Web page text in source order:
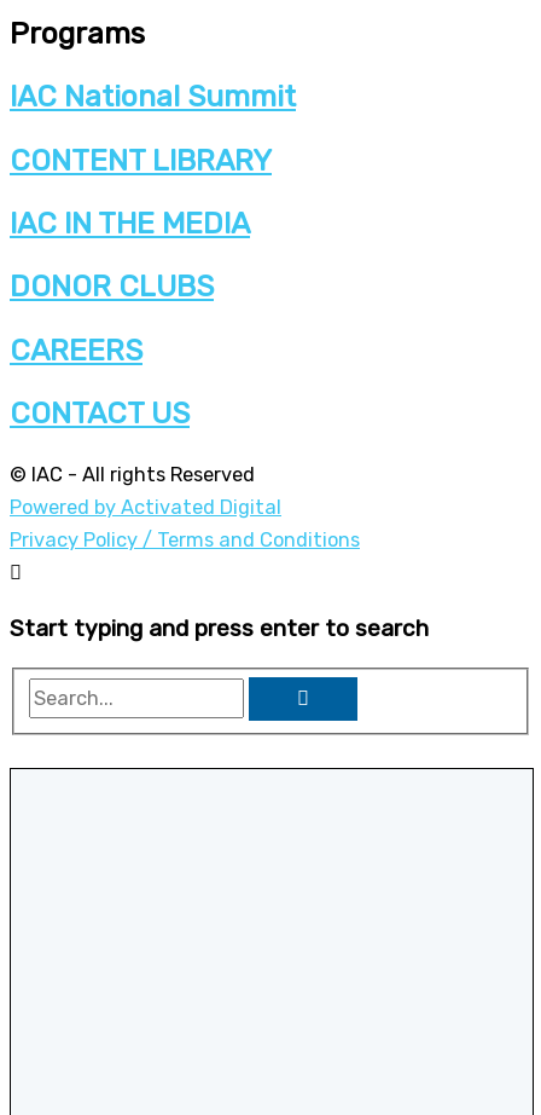
Programs
IAC National Summit
CONTENT LIBRARY
IAC IN THE MEDIA
DONOR CLUBS
CAREERS
CONTACT US
© IAC - All rights Reserved
Powered by Activated Digital
Privacy Policy / Terms and Conditions
Start typing and press enter to search